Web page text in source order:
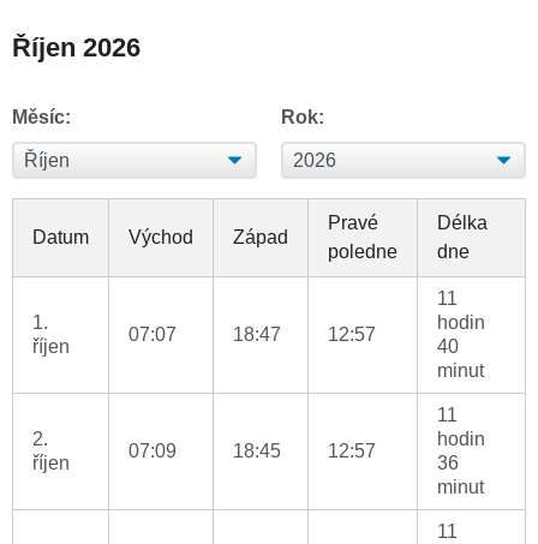
Říjen 2026
Měsíc: Rok:
Datum Východ Západ
Pravé
poledne
Délka
dne
1.
říjen
07:07 18:47 12:57
11
hodin
40
minut
2.
říjen
07:09 18:45 12:57
11
hodin
36
minut
11